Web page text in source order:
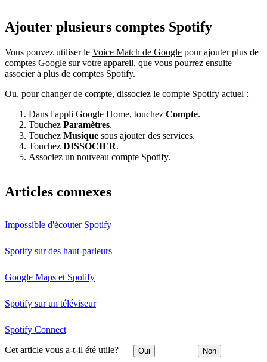
Ajouter plusieurs comptes Spotify
Vous pouvez utiliser le Voice Match de Google pour ajouter plus de
comptes Google sur votre appareil, que vous pourrez ensuite
associer à plus de comptes Spotify.
Ou, pour changer de compte, dissociez le compte Spotify actuel :
Dans l'appli Google Home, touchez Compte.
Touchez Paramètres.
Touchez Musique sous ajouter des services.
Touchez DISSOCIER.
Associez un nouveau compte Spotify.
Articles connexes
Impossible d'écouter Spotify
Spotify sur des haut-parleurs
Google Maps et Spotify
Spotify sur un téléviseur
Spotify Connect
Cet article vous a-t-il été utile? Oui Non